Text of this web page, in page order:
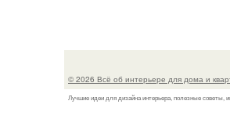
принуждения.
© 2026 Всё об интерьере для дома и
Лучшие идеи для дизайна интерьера, полезные советы,